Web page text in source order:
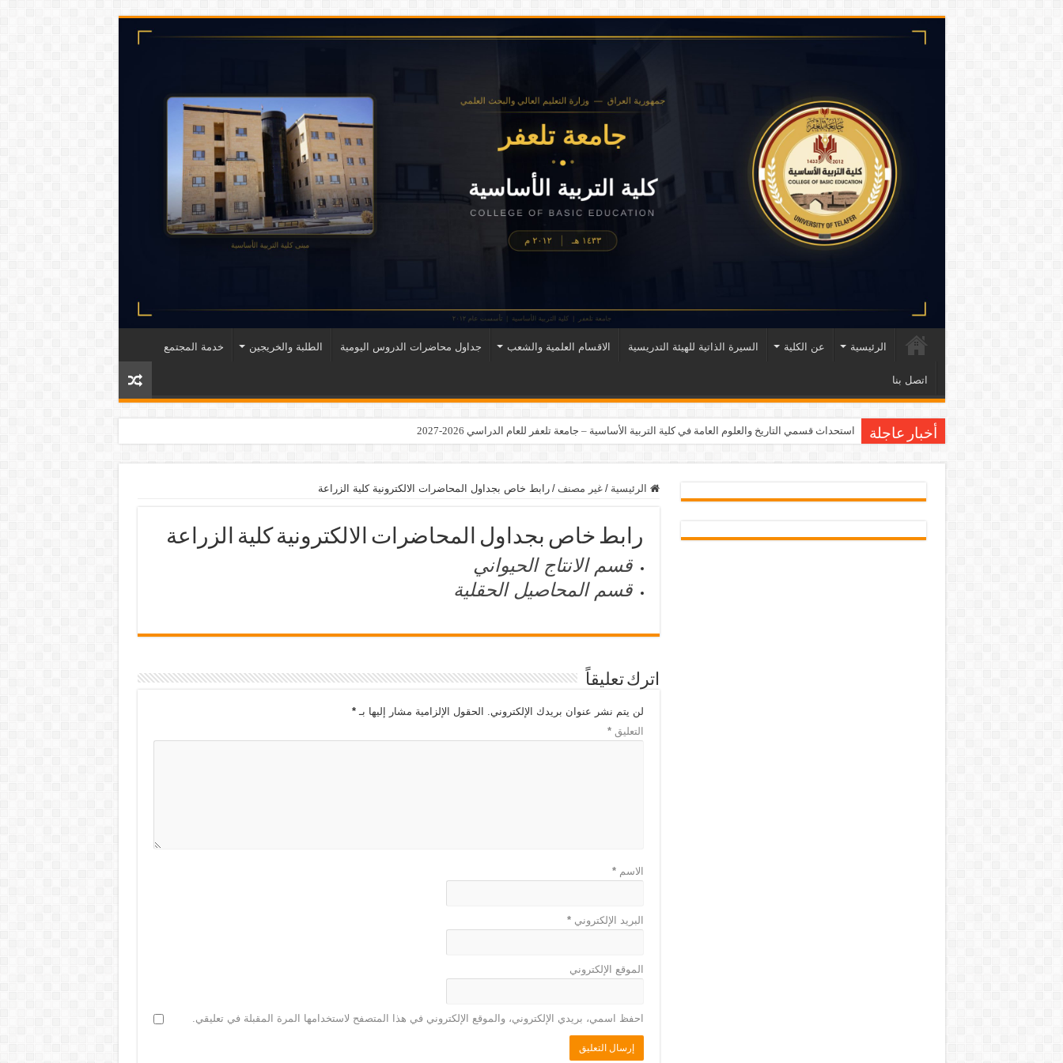
الرئيسية عن الكلية السيرة الذاتية للهيئة التدريسية الاقسام العلمية والشعب جداول محاضرات الدروس اليومية الطلبة والخريجين خدمة المجتمع
اتصل بنا
أخبار عاجلة استحداث قسمي التاريخ والعلوم العامة في كلية التربية الأساسية – جامعة تلعفر للعام الدراسي 2026-2027
الرئيسية / غير مصنف / رابط خاص بجداول المحاضرات الالكترونية كلية الزراعة
رابط خاص بجداول المحاضرات الالكترونية كلية الزراعة
قسم الانتاج الحيواني
قسم المحاصيل الحقلية
اترك تعليقاً
لن يتم نشر عنوان بريدك الإلكتروني. الحقول الإلزامية مشار إليها بـ*
التعليق*
الاسم*
البريد الإلكتروني*
الموقع الإلكتروني
احفظ اسمي، بريدي الإلكتروني، والموقع الإلكتروني في هذا المتصفح لاستخدامها المرة المقبلة في تعليقي.